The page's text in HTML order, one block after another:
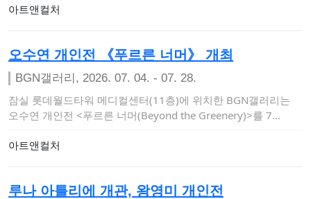
아트앤컬처
오수연 개인전 《푸르른 너머》 개최
BGN갤러리, 2026. 07. 04. - 07. 28.
잠실 롯데월드타워 메디컬센터(11층)에 위치한 BGN갤러리는
오수연 개인전 <푸르른 너머(Beyond the Greenery)>를 7…
아트앤컬처
루나 아틀리에 개관, 왕영미 개인전